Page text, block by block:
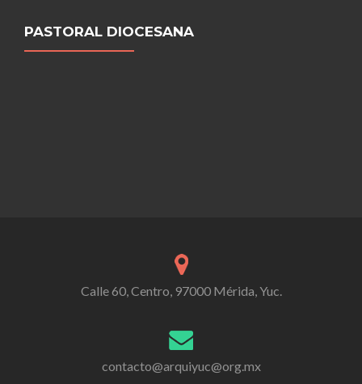
PASTORAL DIOCESANA
Calle 60, Centro, 97000 Mérida, Yuc.
contacto@arquiyuc@org.mx